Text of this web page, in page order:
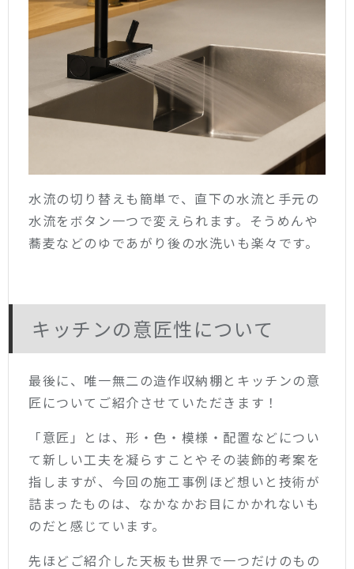
水流の切り替えも簡単で、直下の水流と手元の
水流をボタン一つで変えられます。そうめんや
蕎麦などのゆであがり後の水洗いも楽々です。
キッチンの意匠性について
最後に、唯一無二の造作収納棚とキッチンの意
匠についてご紹介させていただきます！
「意匠」とは、形・色・模様・配置などについ
て新しい工夫を凝らすことやその装飾的考案を
指しますが、今回の施工事例ほど想いと技術が
詰まったものは、なかなかお目にかかれないも
のだと感じています。
先ほどご紹介した天板も世界で一つだけのもの